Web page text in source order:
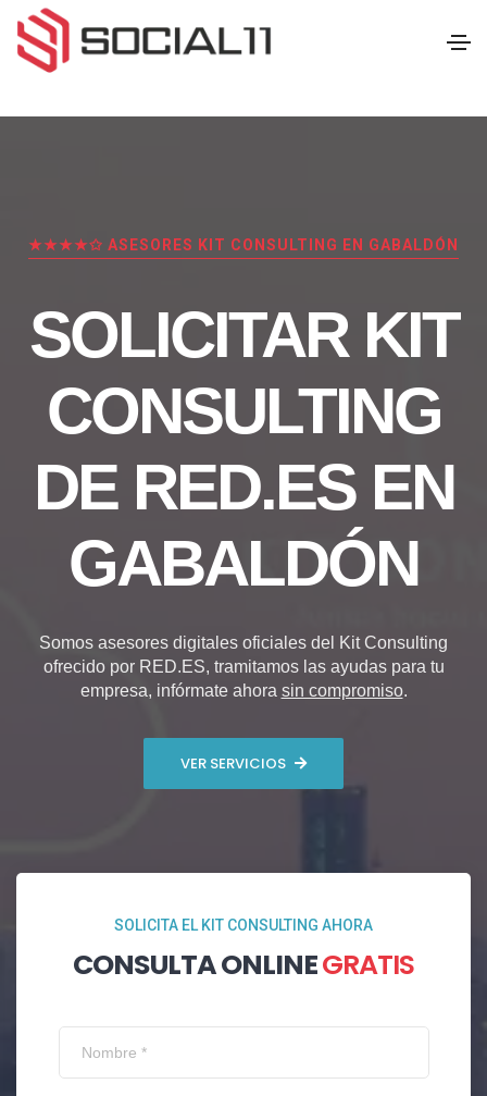
★★★★✩ ASESORES KIT CONSULTING EN GABALDÓN
SOLICITAR KIT
CONSULTING
DE RED.ES EN
GABALDÓN
Somos asesores digitales oficiales del Kit Consulting
ofrecido por RED.ES, tramitamos las ayudas para tu
empresa, infórmate ahora sin compromiso.
VER SERVICIOS
SOLICITA EL KIT CONSULTING AHORA
CONSULTA ONLINEGRATIS